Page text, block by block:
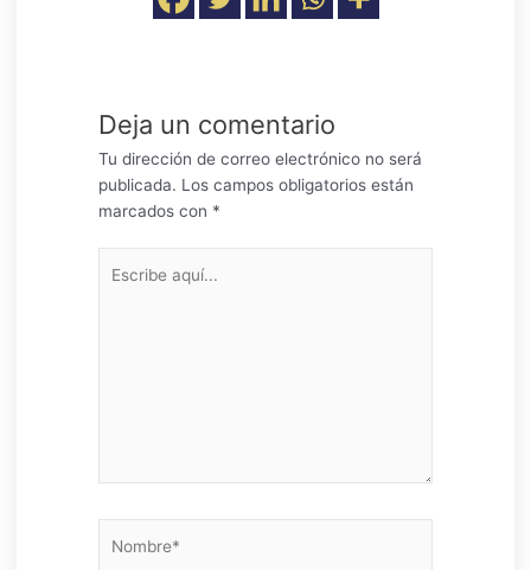
Deja un comentario
Tu dirección de correo electrónico no será
publicada. Los campos obligatorios están
marcados con *
aquí...